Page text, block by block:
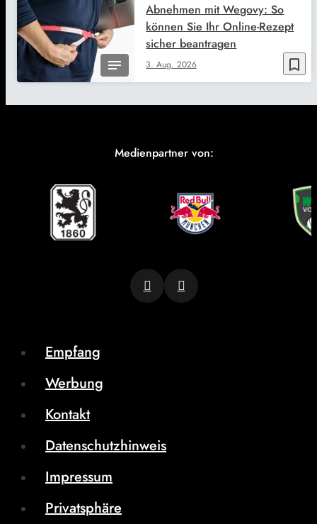
bookmark_border
3. Aug. 2026
Abnehmen mit Wegovy: So
können Sie Ihr Online-Rezept
sicher beantragen
Medienpartner von:
Empfang
Werbung
Kontakt
Datenschutzhinweis
Impressum
Privatsphäre